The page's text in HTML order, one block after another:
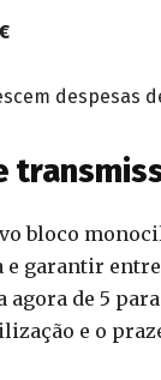
despesas
bloco
garantir
de 5
e o